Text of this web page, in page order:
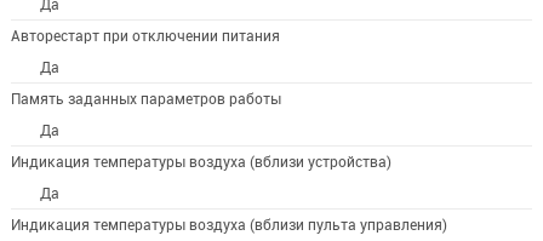
Да
Авторестарт при отключении питания
Да
Память заданных параметров работы
Да
Индикация температуры воздуха (вблизи устройства)
Да
Индикация температуры воздуха (вблизи пульта управления)